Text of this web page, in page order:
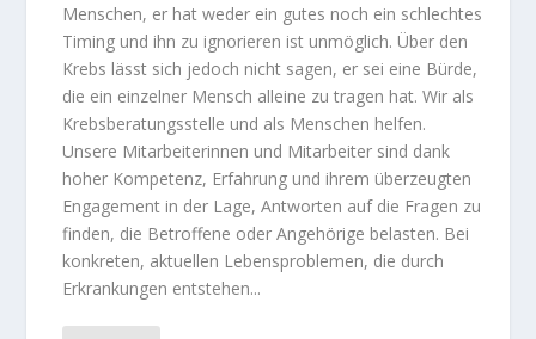
Menschen, er hat weder ein gutes noch ein schlechtes
Timing und ihn zu ignorieren ist unmöglich. Über den
Krebs lässt sich jedoch nicht sagen, er sei eine Bürde,
die ein einzelner Mensch alleine zu tragen hat. Wir als
Krebsberatungsstelle und als Menschen helfen.
Unsere Mitarbeiterinnen und Mitarbeiter sind dank
hoher Kompetenz, Erfahrung und ihrem überzeugten
Engagement in der Lage, Antworten auf die Fragen zu
finden, die Betroffene oder Angehörige belasten. Bei
konkreten, aktuellen Lebensproblemen, die durch
Erkrankungen entstehen...